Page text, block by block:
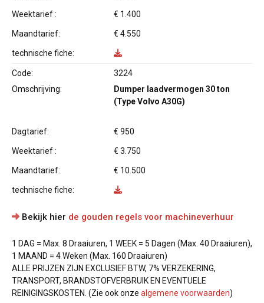
Weektarief : € 1.400
Maandtarief: € 4.550
technische fiche:
Code:
3224
Omschrijving:
Dumper laadvermogen 30 ton
(Type Volvo A30G)
Dagtarief: € 950
Weektarief : € 3.750
Maandtarief: € 10.500
technische fiche:
Bekijk hier de gouden regels voor machineverhuur
1 DAG = Max. 8 Draaiuren, 1 WEEK = 5 Dagen (Max. 40 Draaiuren),
1 MAAND = 4 Weken (Max. 160 Draaiuren)
ALLE PRIJZEN ZIJN EXCLUSIEF BTW, 7% VERZEKERING,
TRANSPORT, BRANDSTOFVERBRUIK EN EVENTUELE
REINIGINGSKOSTEN. (Zie ook onze algemene voorwaarden)